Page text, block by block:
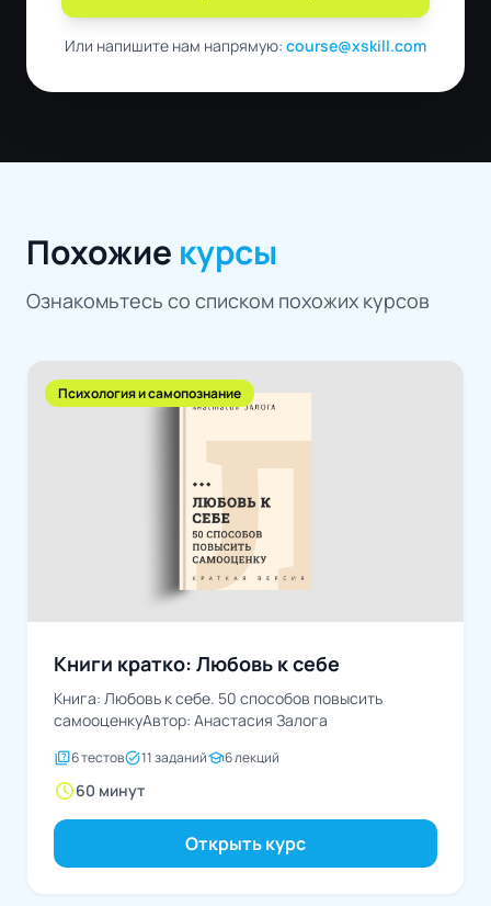
Или напишите нам напрямую: course@xskill.com
Похожие курсы
Ознакомьтесь со списком похожих курсов
Психология и самопознание
Книги кратко: Любовь к себе
Книга: Любовь к себе. 50 способов повысить
самооценкуАвтор: Анастасия Залога
quiz6 тестовtask_alt11 заданийschool6 лекций
schedule60 минут
Открыть курс